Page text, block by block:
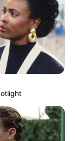
que le
por
de Alerta.